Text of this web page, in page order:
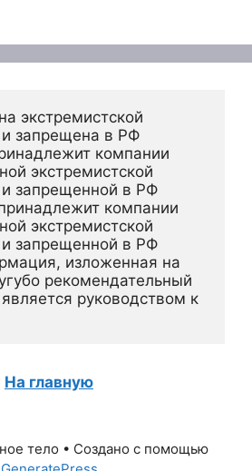
экстремистской
и запрещена в РФ
компании
экстремистской
и запрещенной в РФ
компании
экстремистской
и запрещенной в РФ
изложенная на
рекомендательный
руководством к
На главную
тело • Создано с помощью